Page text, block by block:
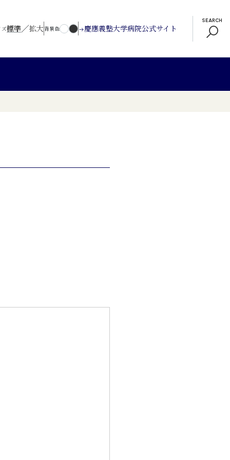
ズ標準／拡大背景色 慶應義塾大学病院公式サイト
SEARCH